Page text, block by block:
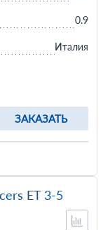
ЗАКАЗАТЬ
0.9
Италия
ET 3-5